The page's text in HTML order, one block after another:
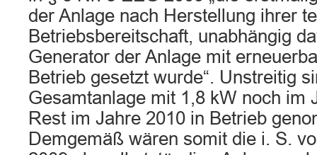
der Anlage nach Herstellung ihrer
Betriebsbereitschaft, unabhängig
Generator der Anlage mit
Betrieb gesetzt wurde“. Unstreitig
Gesamtanlage mit 1,8 kW noch im
Rest im Jahre 2010 in Betrieb
Demgemäß wären somit die i. S.